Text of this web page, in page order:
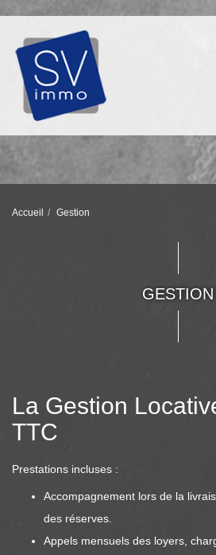
Accueil Gestion
GESTION
La Gestion
TTC
Prestations incluses :
Accompagnement lors de la
des réserves.
Appels mensuels des loyers,